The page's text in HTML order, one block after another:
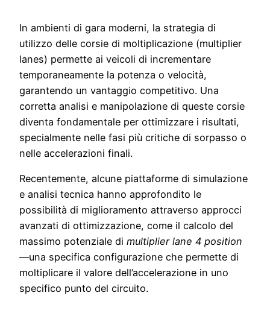
In ambienti di gara moderni, la strategia di
utilizzo delle corsie di moltiplicazione (multiplier
lanes) permette ai veicoli di incrementare
temporaneamente la potenza o velocità,
garantendo un vantaggio competitivo. Una
corretta analisi e manipolazione di queste corsie
diventa fondamentale per ottimizzare i risultati,
specialmente nelle fasi più critiche di sorpasso o
nelle accelerazioni finali.
Recentemente, alcune piattaforme di simulazione
e analisi tecnica hanno approfondito le
possibilità di miglioramento attraverso approcci
avanzati di ottimizzazione, come il calcolo del
massimo potenziale di multiplier lane 4 position
—una specifica configurazione che permette di
moltiplicare il valore dell’accelerazione in uno
specifico punto del circuito.